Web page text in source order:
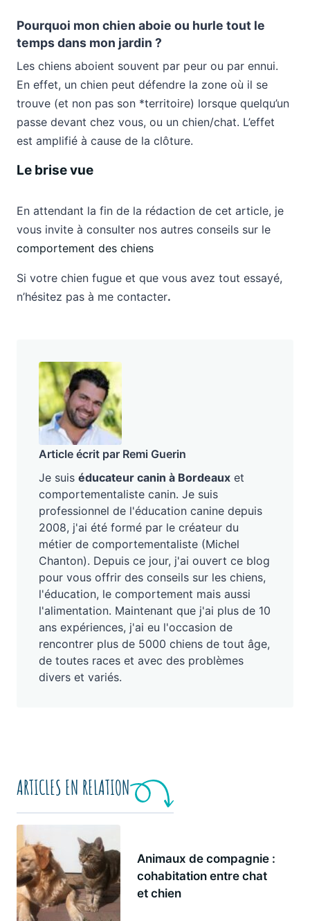
Pourquoi mon chien aboie ou hurle tout le
temps dans mon jardin ?
Les chiens aboient souvent par peur ou par ennui.
En effet, un chien peut défendre la zone où il se
trouve (et non pas son *territoire) lorsque quelqu’un
passe devant chez vous, ou un chien/chat. L’effet
est amplifié à cause de la clôture.
Le brise vue
En attendant la fin de la rédaction de cet article, je
vous invite à consulter nos autres conseils sur le
comportement des chiens
Si votre chien fugue et que vous avez tout essayé,
n’hésitez pas à me contacter.
Article écrit par Remi Guerin
Je suis éducateur canin à Bordeaux et
comportementaliste canin. Je suis
professionnel de l'éducation canine depuis
2008, j'ai été formé par le créateur du
métier de comportementaliste (Michel
Chanton). Depuis ce jour, j'ai ouvert ce blog
pour vous offrir des conseils sur les chiens,
l'éducation, le comportement mais aussi
l'alimentation. Maintenant que j'ai plus de 10
ans expériences, j'ai eu l'occasion de
rencontrer plus de 5000 chiens de tout âge,
de toutes races et avec des problèmes
divers et variés.
ARTICLES EN RELATION
Animaux de compagnie :
cohabitation entre chat
et chien